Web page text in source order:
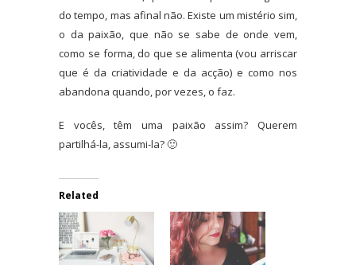
do tempo, mas afinal não. Existe um mistério sim,
o da paixão, que não se sabe de onde vem,
como se forma, do que se alimenta (vou arriscar
que é da criatividade e da acção) e como nos
abandona quando, por vezes, o faz.
E vocês, têm uma paixão assim? Querem
partilhá-la, assumi-la? 🙂
Related